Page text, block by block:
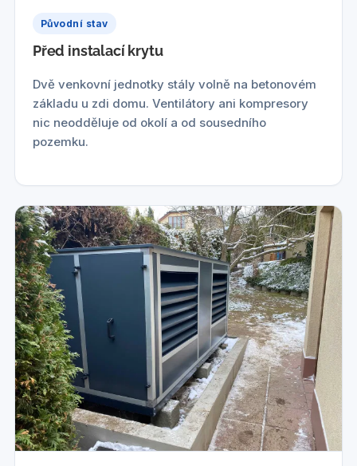
Původní stav
Před instalací krytu
Dvě venkovní jednotky stály volně na betonovém
základu u zdi domu. Ventilátory ani kompresory
nic neodděluje od okolí a od sousedního
pozemku.